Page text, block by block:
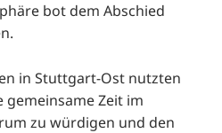
bot dem Abschied
in Stuttgart-Ost nutzten
gemeinsame Zeit im
zu würdigen und den